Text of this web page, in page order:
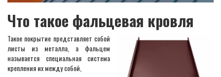
Что такое фальцевая кровля
Такое покрытие представляет собой
листы из металла, а фальцем
называется специальная система
крепления их между собой,